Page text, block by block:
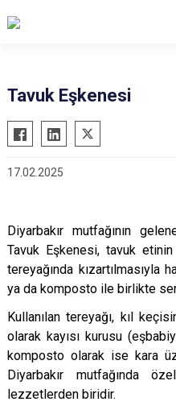
Tavuk Eşkenesi
17.02.2025
Diyarbakır mutfağının
Tavuk Eşkenesi, tavuk
tereyağında kızartılmasıyla
ya da komposto ile birlikte
Kullanılan tereyağı, kıl
olarak kayısı kurusu
komposto olarak ise kara
Diyarbakır mutfağında
lezzetlerden biridir.